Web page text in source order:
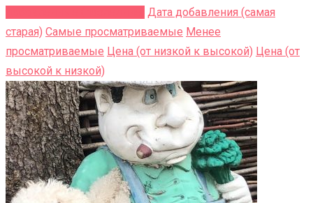
Дата добавления (самая
старая) Самые просматриваемые Менее
просматриваемые Цена (от низкой к высокой) Цена (от
высокой к низкой)